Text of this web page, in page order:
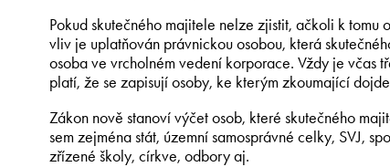
Pokud skutečného majitele nelze zjistit, ačkoli k
vliv je uplatňován právnickou osobou, která
osoba ve vrcholném vedení korporace. Vždy je včas
platí, že se zapisují osoby, ke kterým zkoumající
Zákon nově stanoví výčet osob, které skutečného
sem zejména stát, územní samosprávné celky, SVJ,
zřízené školy, církve, odbory aj.